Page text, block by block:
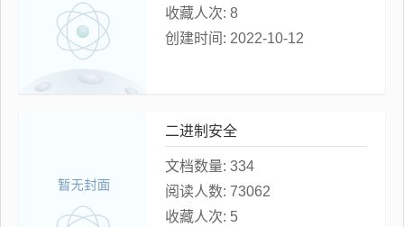
收藏人次: 8
创建时间: 2022-10-12
二进制安全
文档数量: 334
阅读人数: 73062
收藏人次: 5